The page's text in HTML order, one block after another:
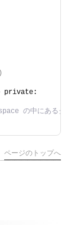
private:
の中にあるクラス
ページのトップへ